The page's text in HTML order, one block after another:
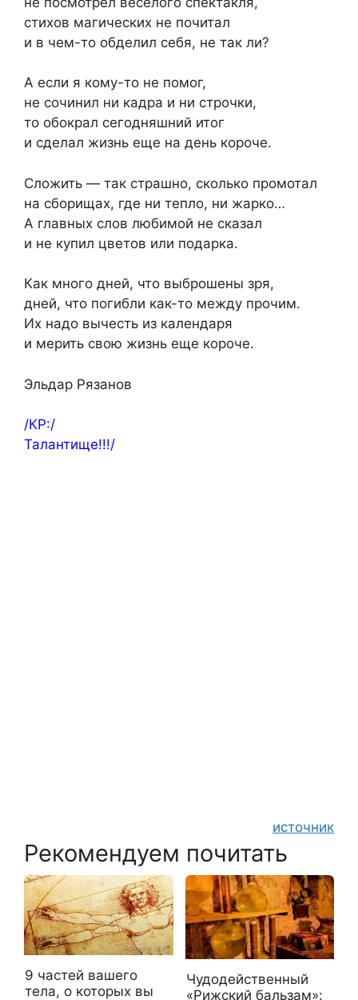
стихов магических не почитал
и в чем-то обделил себя, не так ли?
А если я кому-то не помог,
не сочинил ни кадра и ни строчки,
то обокрал сегодняшний итог
и сделал жизнь еще на день короче.
Сложить — так страшно, сколько промотал
на сборищах, где ни тепло, ни жарко…
А главных слов любимой не сказал
и не купил цветов или подарка.
Как много дней, что выброшены зря,
дней, что погибли как-то между прочим.
Их надо вычесть из календаря
и мерить свою жизнь еще короче.
Эльдар Рязанов
/КР:/
Талантище!!!/
источник
Рекомендуем почитать
9 частей вашего
тела, о которых вы
Чудодейственный
«Рижский бальзам»: